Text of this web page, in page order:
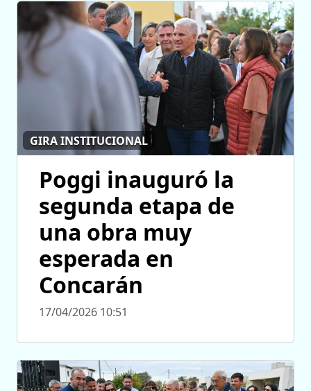
GIRA INSTITUCIONAL
Poggi inauguró la
segunda etapa de
una obra muy
esperada en
Concarán
17/04/2026 10:51